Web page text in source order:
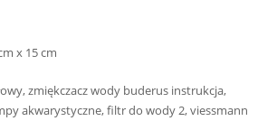
x 15 cm
zmiękczacz wody buderus instrukcja,
akwarystyczne, filtr do wody 2, viessmann